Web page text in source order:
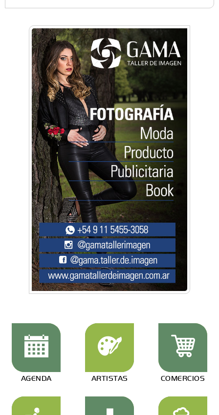
La primera vez que Eva Perón voló en avión lo
hizo desde Morón
Mariana Croce: "Hoy las empresas necesitan
un asesoramiento integral para crecer con
seguridad"
Música, teatro, yoga, danza y mucho más:
Conocé todos los talleres para aprender y
disfrutar en la Zona Oeste
AGENDA ARTISTAS COMERCIOS